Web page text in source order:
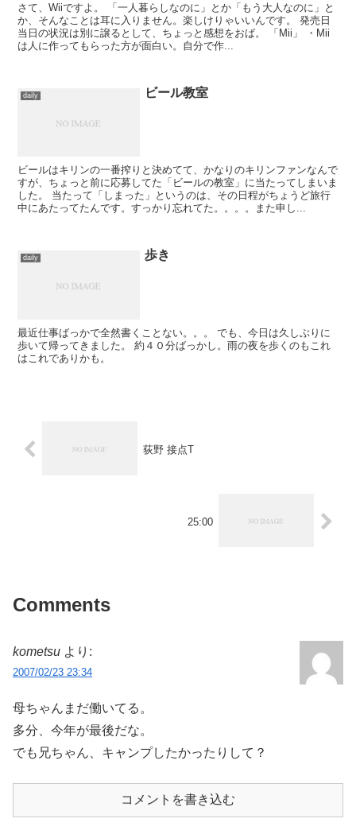
さて、Wiiですよ。 「一人暮らしなのに」とか「もう大人なのに」と
か、そんなことは耳に入りません。楽しけりゃいいんです。 発売日
当日の状況は別に譲るとして、ちょっと感想をおば。 「Mii」 ・Mii
は人に作ってもらった方が面白い。自分で作...
daily ビール教室
ビールはキリンの一番搾りと決めてて、かなりのキリンファンなんで
すが、ちょっと前に応募してた「ビールの教室」に当たってしまいま
した。 当たって「しまった」というのは、その日程がちょうど旅行
中にあたってたんです。すっかり忘れてた。。。。また申し...
daily 歩き
最近仕事ばっかで全然書くことない。。。 でも、今日は久しぶりに
歩いて帰ってきました。 約４０分ばっかし。雨の夜を歩くのもこれ
はこれでありかも。
荻野 接点T
25:00
Comments
kometsu より:
2007/02/23 23:34
母ちゃんまだ働いてる。
多分、今年が最後だな。
でも兄ちゃん、キャンプしたかったりして？
コメントを書き込む